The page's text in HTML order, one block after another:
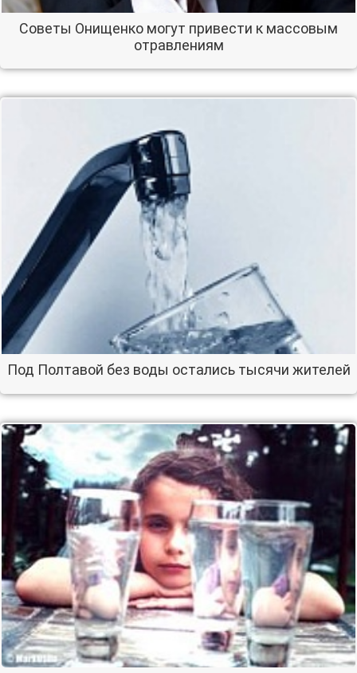
Советы Онищенко могут привести к массовым
отравлениям
Под Полтавой без воды остались тысячи жителей